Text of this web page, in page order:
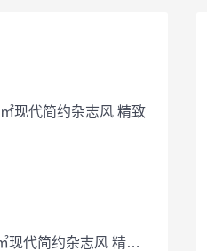
《几何诗篇》淘金花园137㎡现代简约杂志风 精致时尚且温馨的氛围